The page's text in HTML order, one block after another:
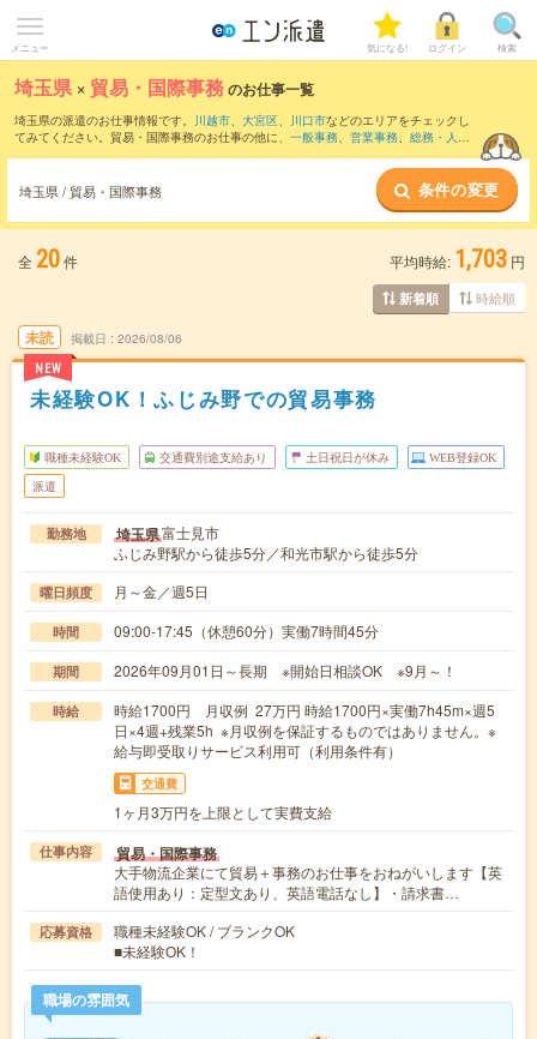
メニュー 気になる! ログイン 検索
埼玉県 × 貿易・国際事務のお仕事一覧
埼玉県の派遣のお仕事情報です。 川越市、 大宮区、 川口市などのエリアをチェックし
てみてください。貿易・国際事務のお仕事の他に、 一般事務、 営業事務、 総務・人
貿易・国際事務のお仕事
とは？とは？
埼玉県 / 貿易・国際事務 条件の変更
全 20件 平均時給: 1,703 円
新着順 時給順
未読
NEW
掲載日 2026/08/06
未経験OK！ふじみ野での貿易事務
職種未経験OK 交通費別途支給あり 土日祝日が休み WEB登録OK
派遣
勤務地 埼玉県富士見市
ふじみ野駅から徒歩5分／和光市駅から徒歩5分
曜日頻度 月～金／週5日
時間 09:00-17:45（休憩60分）実働7時間45分
期間 2026年09月01日～長期 ※開始日相談OK ※9月～！
時給
時給1700円 月収例 27万円 時給1700円×実働7h45m×週5
日×4週+残業5h ※月収例を保証するものではありません。※
給与即受取りサービス利用可（利用条件有）
交通費
1ヶ月3万円を上限として実費支給
仕事内容 貿易・国際事務
大手物流企業にて貿易＋事務のお仕事をおねがいします【英
語使用あり：定型文あり、英語電話なし】・請求書…
応募資格
職種未経験OK / ブランクOK
■未経験OK！
職場の雰囲気